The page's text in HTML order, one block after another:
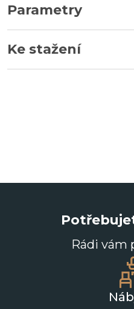
Parametry
Ke stažení
Rádi vám